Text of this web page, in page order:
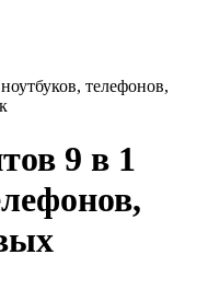
телефонов,
9 в 1